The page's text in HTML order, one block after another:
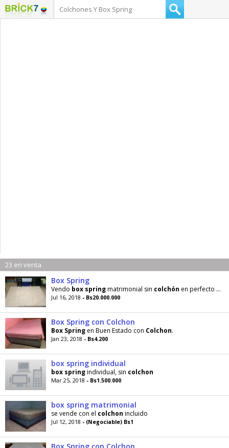
23 en venta
Box Spring
Vendo box springmatrimonial sin colchón en perfecto estado
Jul 16, 2018 - Bs20.000.000
Box Spring con Colchon
Box Spring en Buen Estado con Colchon.
Jan 23, 2018 - Bs4.200
box spring individual
box springindividual, sin colchon
Mar 25, 2018 - Bs1.500.000
box spring matrimonial
se vende con el colchon incluido
Jul 12, 2018 - (Negociable) Bs1